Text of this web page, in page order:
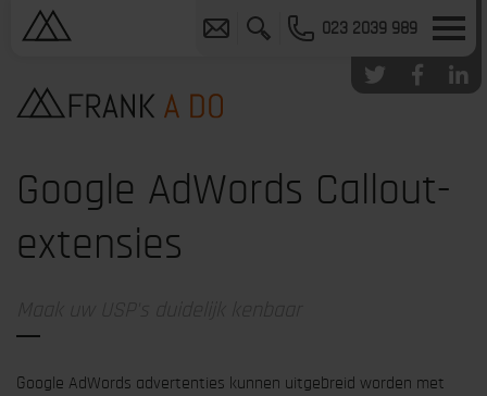
023 2039 989
Google AdWords Callout-
extensies
Google AdWords advertenties kunnen uitgebreid worden met